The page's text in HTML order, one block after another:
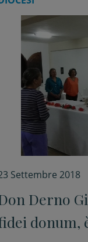
Settembre 2018
Derno
donum,